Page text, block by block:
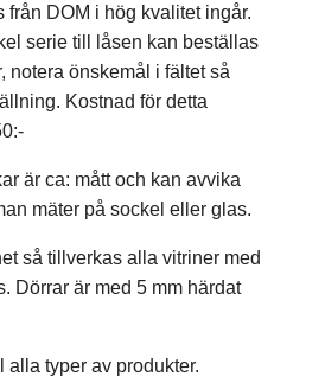
från DOM i hög kvalitet ingår.
serie till låsen kan beställas
notera önskemål i fältet så
Kostnad för detta
är ca: mått och kan avvika
mäter på sockel eller glas.
så tillverkas alla vitriner med
Dörrar är med 5 mm härdat
alla typer av produkter.